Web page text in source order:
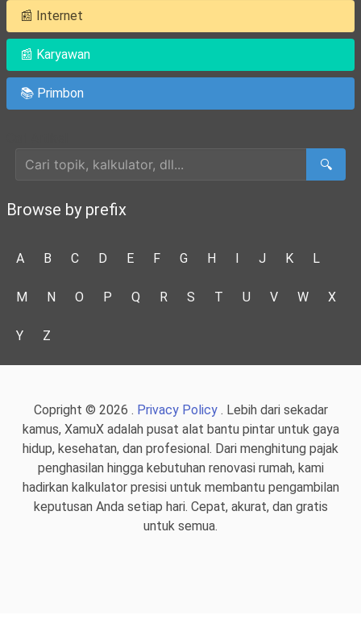
📰 Internet
📰 Karyawan
📚 Primbon
🔍
Browse by prefix
A B C D E F G H I J K L
M N O P Q R S T U V W X
Y Z
Copright © 2026 . Privacy Policy. Lebih dari sekadar
kamus, XamuX adalah pusat alat bantu pintar untuk gaya
hidup, kesehatan, dan profesional. Dari menghitung pajak
penghasilan hingga kebutuhan renovasi rumah, kami
hadirkan kalkulator presisi untuk membantu pengambilan
keputusan Anda setiap hari. Cepat, akurat, dan gratis
untuk semua.